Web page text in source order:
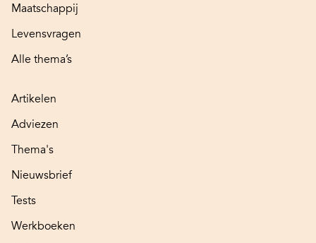
Maatschappij
Levensvragen
Alle thema’s
Artikelen
Adviezen
Thema's
Nieuwsbrief
Tests
Werkboeken